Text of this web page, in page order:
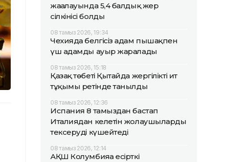
жағалауында 5,4 балдық жер
сілкінісі болды
08 тамыз 2026, 19:34
Чехияда белгісіз адам пышақпен
үш адамды ауыр жаралады
08 тамыз 2026, 15:18
Қазақ төбеті Қытайда жергілікті ит
тұқымы ретінде танылды
08 тамыз 2026, 12:36
Испания 8 тамыздан бастап
Италиядан келетін жолаушыларды
тексеруді күшейтеді
08 тамыз 2026, 12:14
АҚШ Колумбияға есірткі